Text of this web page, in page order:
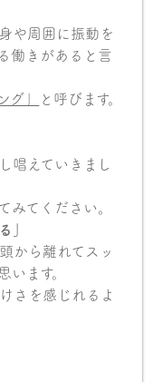
や周囲に振動を
働きがあると言
グ」 と呼びます。
唱えていきまし
みてください。
」
から離れてスッ
います。
さを感じれるよ